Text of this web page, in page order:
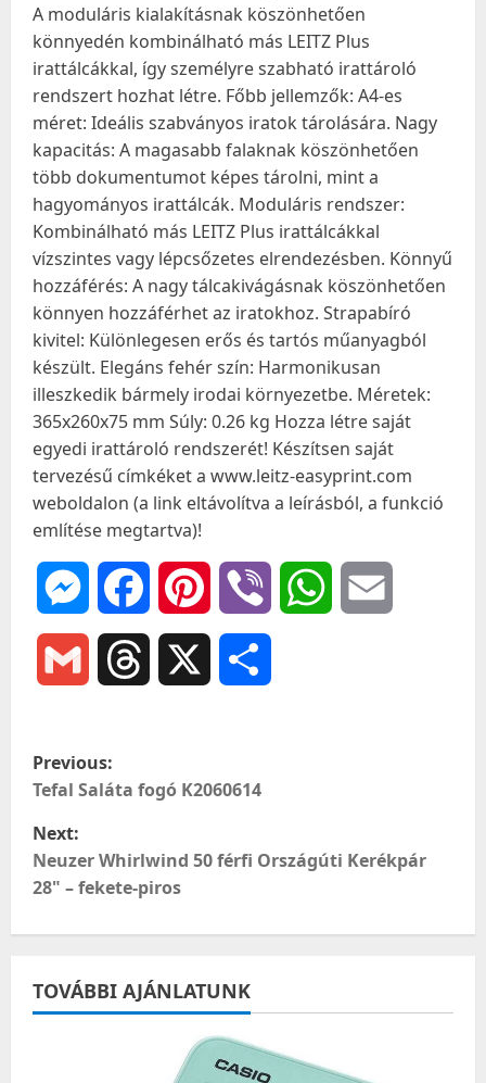
A moduláris kialakításnak köszönhetően
könnyedén kombinálható más LEITZ Plus
irattálcákkal, így személyre szabható irattároló
rendszert hozhat létre. Főbb jellemzők: A4-es
méret: Ideális szabványos iratok tárolására. Nagy
kapacitás: A magasabb falaknak köszönhetően
több dokumentumot képes tárolni, mint a
hagyományos irattálcák. Moduláris rendszer:
Kombinálható más LEITZ Plus irattálcákkal
vízszintes vagy lépcsőzetes elrendezésben. Könnyű
hozzáférés: A nagy tálcakivágásnak köszönhetően
könnyen hozzáférhet az iratokhoz. Strapabíró
kivitel: Különlegesen erős és tartós műanyagból
készült. Elegáns fehér szín: Harmonikusan
illeszkedik bármely irodai környezetbe. Méretek:
365x260x75 mm Súly: 0.26 kg Hozza létre saját
egyedi irattároló rendszerét! Készítsen saját
tervezésű címkéket a www.leitz-easyprint.com
weboldalon (a link eltávolítva a leírásból, a funkció
említése megtartva)!
MessengerFacebookPinterest Viber WhatsApp
Gmail Threads
P
o
s
t
n
a
v
Previous:
Tefal Saláta fogó K2060614
Next:
Neuzer Whirlwind 50 férfi Országúti Kerékpár
28" – fekete-piros
TOVÁBBI AJÁNLATUNK